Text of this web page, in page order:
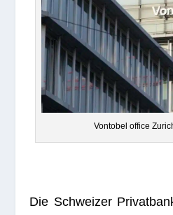
Von­to­bel office
Die Schwei­zer